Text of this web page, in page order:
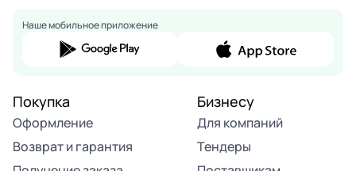
Наше мобильное приложение
Покупка
Оформление
Возврат и гарантия
Бизнесу
Для компаний
Тендеры